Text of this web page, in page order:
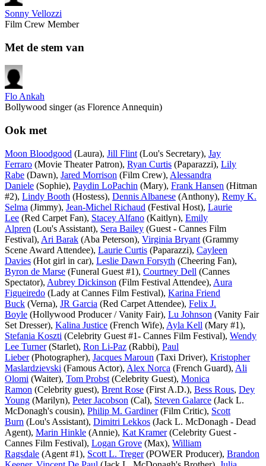
Sonny Vellozzi
Film Crew Member
Met de stem van
Flo Ankah
Bollywood singer (as Florence Annequin)
Ook met
Moon Bloodgood (Laura), Jill Flint (Lou's Secretary), Jay
Ferraro (Movie Theater Patron), Ryan Curtis (Paparazzi), Lily
Rabe (Dawn), Jared Morrison (Film Crew), Alessandra
Daniele (Sophie), Paydin LoPachin (Mary), Frank Hansen (Hitman
#2), Lindy Booth (Hostess), Dennis Albanese (Anthony), Remy K.
Selma (Jimmy), Jean-Michel Richaud (Festival Host), Laurie
Lee (Red Carpet Fan), Stacey Alfano (Kaitlyn), Emily
Alpren (Lou's Assistant), Sera Bailey (Guest - Cannes Film
Festival), Ari Barak (Aba Peterson), Virginia Bryant (Grammy
Scene Award Attendee), Laurie Curtis (Paparazzi), Cayleen
Davies (Hot girl in car), Leslie Dawn Forsyth (Cheering Fan),
Byron de Marse (Funeral Guest #1), Courtney Dell (Cannes
Spectator), Aubrey Dickinson (Film Festival Attendee), Aura
Figueiredo (Lady at Cannes Film Festival), Karina Friend
Buck (Verna), JR Garcia (Red Carpet Attendee), Felix J.
Boyle (Hollywood Producer / Vanity Fair), Lu Johnson (Vanity Fair
Set Dresser), Kalina Justice (French Wife), Ayla Kell (Mary #1),
Stefania Koszti (Celebrity Guest #1- Cannes Film Festival), Wendy
Lee Turner(Starlet), Ron Li-Paz (Rabbi), Paul
Lieber(Photographer), Jacques Maroun (Taxi Driver), Kristopher
Maslardzievski (Famous Actor), Alex Norca (French Guard), Ali
Olomi (Waiter), Tom Probst (Celebrity Guest), Monica
Ramon (Celebrity guest), Brent Rose (First A.D.), Bess Rous, Dey
Young (Marilyn), Peter Jacobson (Cal), Steven Galarce (Jack L.
McDonagh's cousin), Philip M. Gardiner(Film Critic), Scott
Burn (Lou's Assistant), Dimitri Lekkos (Jack L. McDonagh - Dead
Agent), Marin Hinkle (Annie), Kat Kramer(Celebrity Guest -
Cannes Film Festival), Logan Grove (Max), William
Ragsdale (Agent #1), Scott L. Treger(POWER Producer), Brandon